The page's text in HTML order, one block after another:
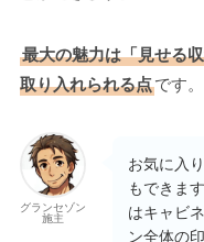
最大の魅力は「見せる
取り入れられる点です。
グランセゾン
施主
お気に入
もできま
はキャビ
ン全体の